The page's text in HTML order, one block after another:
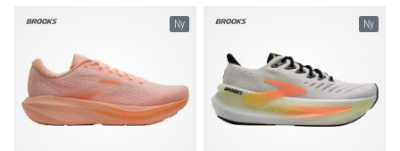
var
det…
6. 8. 2026
Typ av sko
Ny Ny